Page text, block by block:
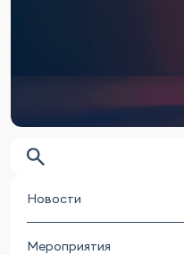
Новости
Мероприятия